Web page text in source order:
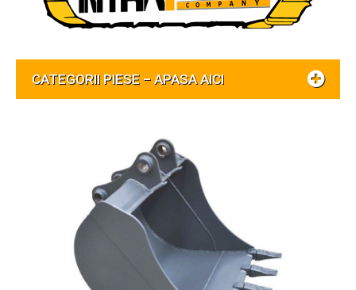
CATEGORII PIESE – APASA AICI